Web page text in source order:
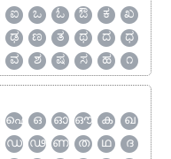
ಐ ಒ ಓ ಔ ಕ
ಖ
ಢ ಣ ತ ಥ ದ
ಧ
ವ ಶ ಷ ಸ ಹ ೧
ഐ ഒ ഓ ഔ ക
ഖ
ഡ ഢ ണ ത ഥ
ദ